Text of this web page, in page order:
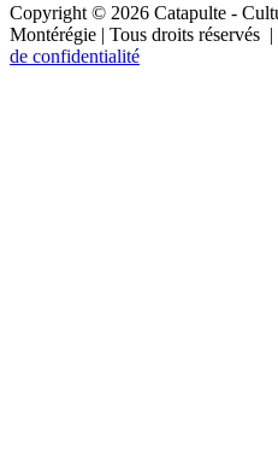
Copyright © 2026 Catapulte -
Montérégie | Tous droits réservés |
de confidentialité